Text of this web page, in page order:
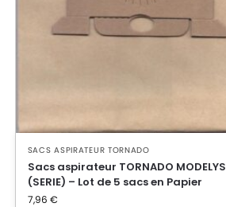
SACS ASPIRATEUR TORNADO
Sacs aspirateur TORNADO MODELYS
(SERIE) – Lot de 5 sacs en Papier
7,96 €